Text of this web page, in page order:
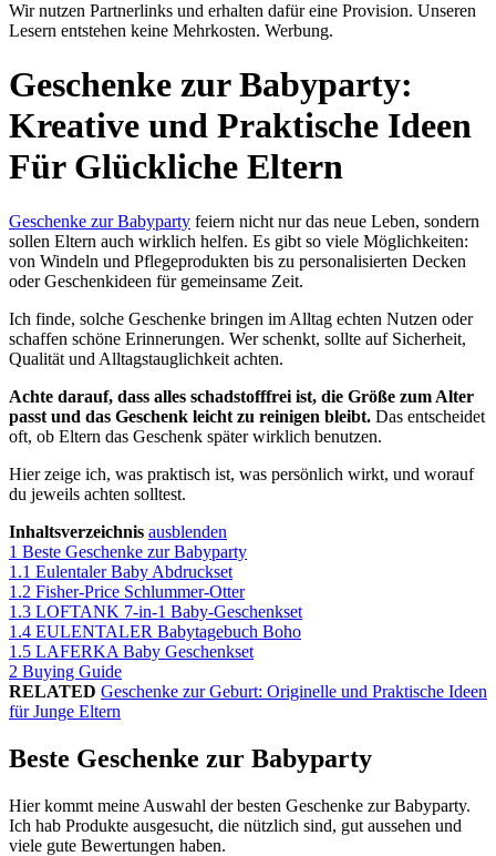
Wir nutzen Partnerlinks und erhalten dafür eine Provision. Unseren
Lesern entstehen keine Mehrkosten. Werbung.
Geschenke zur Babyparty:
Kreative und Praktische Ideen
Für Glückliche Eltern
Geschenke zur Babyparty feiern nicht nur das neue Leben, sondern
sollen Eltern auch wirklich helfen. Es gibt so viele Möglichkeiten:
von Windeln und Pflegeprodukten bis zu personalisierten Decken
oder Geschenkideen für gemeinsame Zeit.
Ich finde, solche Geschenke bringen im Alltag echten Nutzen oder
schaffen schöne Erinnerungen. Wer schenkt, sollte auf Sicherheit,
Qualität und Alltagstauglichkeit achten.
Achte darauf, dass alles schadstofffrei ist, die Größe zum Alter
passt und das Geschenk leicht zu reinigen bleibt. Das entscheidet
oft, ob Eltern das Geschenk später wirklich benutzen.
Hier zeige ich, was praktisch ist, was persönlich wirkt, und worauf
du jeweils achten solltest.
Inhaltsverzeichnis ausblenden
1 Beste Geschenke zur Babyparty
1.1 Eulentaler Baby Abdruckset
1.2 Fisher-Price Schlummer-Otter
1.3 LOFTANK 7‑in‑1 Baby‑Geschenkset
1.4 EULENTALER Babytagebuch Boho
1.5 LAFERKA Baby Geschenkset
2 Buying Guide
RELATED Geschenke zur Geburt: Originelle und Praktische Ideen
für Junge Eltern
Beste Geschenke zur Babyparty
Hier kommt meine Auswahl der besten Geschenke zur Babyparty.
Ich hab Produkte ausgesucht, die nützlich sind, gut aussehen und
viele gute Bewertungen haben.